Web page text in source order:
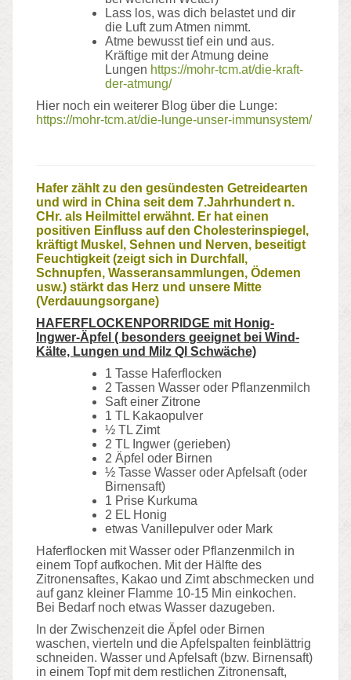
Lass los, was dich belastet und dir
die Luft zum Atmen nimmt.
Atme bewusst tief ein und aus.
Kräftige mit der Atmung deine
Lungen https://mohr-tcm.at/die-kraft-
der-atmung/
Hier noch ein weiterer Blog über die Lunge:
https://mohr-tcm.at/die-lunge-unser-immunsystem/
Hafer zählt zu den gesündesten Getreidearten
und wird in China seit dem 7.Jahrhundert n.
CHr. als Heilmittel erwähnt. Er hat einen
positiven Einfluss auf den Cholesterinspiegel,
kräftigt Muskel, Sehnen und Nerven, beseitigt
Feuchtigkeit (zeigt sich in Durchfall,
Schnupfen, Wasseransammlungen, Ödemen
usw.) stärkt das Herz und unsere Mitte
(Verdauungsorgane)
HAFERFLOCKENPORRIDGE mit Honig-
Ingwer-Äpfel ( besonders geeignet bei Wind-
Kälte, Lungen und Milz QI Schwäche)
1 Tasse Haferflocken
2 Tassen Wasser oder Pflanzenmilch
Saft einer Zitrone
1 TL Kakaopulver
½ TL Zimt
2 TL Ingwer (gerieben)
2 Äpfel oder Birnen
½ Tasse Wasser oder Apfelsaft (oder
Birnensaft)
1 Prise Kurkuma
2 EL Honig
etwas Vanillepulver oder Mark
Haferflocken mit Wasser oder Pflanzenmilch in
einem Topf aufkochen. Mit der Hälfte des
Zitronensaftes, Kakao und Zimt abschmecken und
auf ganz kleiner Flamme 10-15 Min einkochen.
Bei Bedarf noch etwas Wasser dazugeben.
In der Zwischenzeit die Äpfel oder Birnen
waschen, vierteln und die Apfelspalten feinblättrig
schneiden. Wasser und Apfelsaft (bzw. Birnensaft)
in einem Topf mit dem restlichen Zitronensaft,